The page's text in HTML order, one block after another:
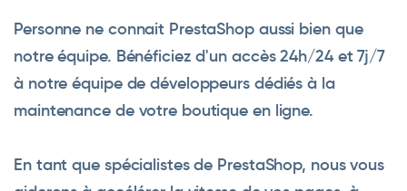
Personne ne connait PrestaShop aussi bien que
notre équipe. Bénéficiez d'un accès 24h/24 et 7j/7
à notre équipe de développeurs dédiés à la
maintenance de votre boutique en ligne.
En tant que spécialistes de PrestaShop, nous vous